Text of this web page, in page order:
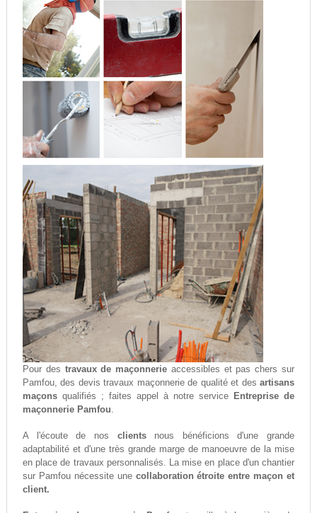
Pour des travaux de maçonnerie accessibles et pas chers sur
Pamfou, des devis travaux maçonnerie de qualité et desartisans
maçonsqualifiés ; faites appel à notre service Entreprise de
maçonnerie Pamfou.
A l'écoute de nos clientsnous bénéficions d'une grande
adaptabilité et d'une très grande marge de manoeuvre de la mise
en place de travaux personnalisés. La mise en place d'un chantier
sur Pamfou nécessite une collaboration étroite entre maçon et
client.